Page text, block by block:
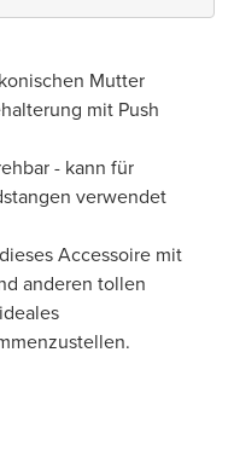
Mutter
mit Push
- kann für
verwendet
Accessoire mit
anderen tollen